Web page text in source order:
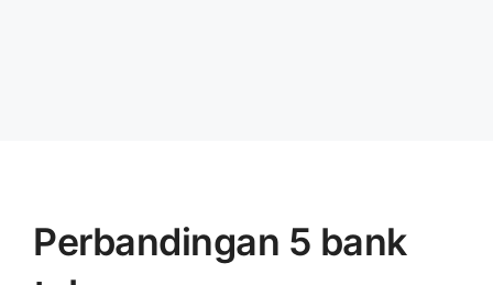
Perbandingan 5 bank